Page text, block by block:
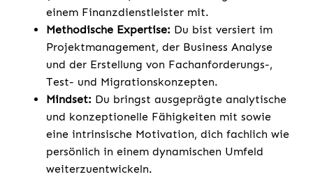
einem Finanzdienstleister mit.
Methodische Expertise: Du bist versiert im
Projektmanagement, der Business Analyse
und der Erstellung von Fachanforderungs-,
Test- und Migrationskonzepten.
Mindset: Du bringst ausgeprägte analytische
und konzeptionelle Fähigkeiten mit sowie
eine intrinsische Motivation, dich fachlich wie
persönlich in einem dynamischen Umfeld
weiterzuentwickeln.